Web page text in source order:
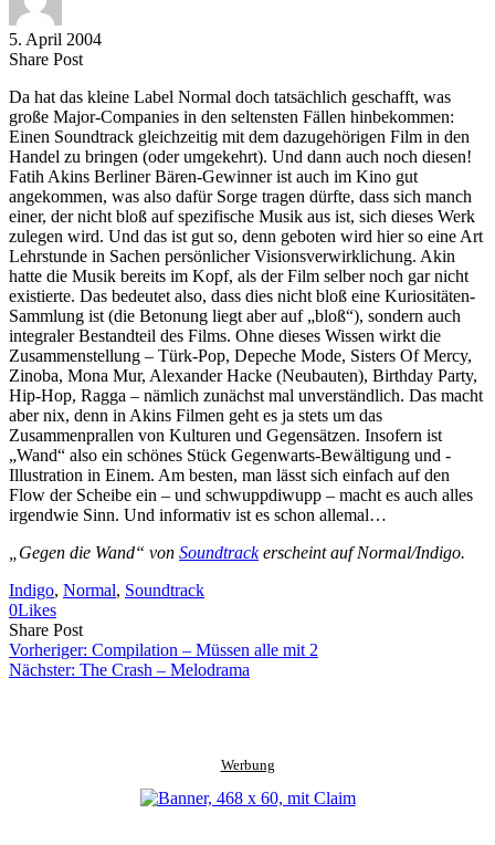
5. April 2004
Share PostShare
Facebook
Copy
to
clipboard
Send
via
eMail
Da hat das kleine Label Normal doch tatsächlich geschafft, was
große Major-Companies in den seltensten Fällen hinbekommen:
Einen Soundtrack gleichzeitig mit dem dazugehörigen Film in den
Handel zu bringen (oder umgekehrt). Und dann auch noch diesen!
Fatih Akins Berliner Bären-Gewinner ist auch im Kino gut
angekommen, was also dafür Sorge tragen dürfte, dass sich manch
einer, der nicht bloß auf spezifische Musik aus ist, sich dieses Werk
zulegen wird. Und das ist gut so, denn geboten wird hier so eine Art
Lehrstunde in Sachen persönlicher Visionsverwirklichung. Akin
hatte die Musik bereits im Kopf, als der Film selber noch gar nicht
existierte. Das bedeutet also, dass dies nicht bloß eine Kuriositäten-
Sammlung ist (die Betonung liegt aber auf „bloß“), sondern auch
integraler Bestandteil des Films. Ohne dieses Wissen wirkt die
Zusammenstellung – Türk-Pop, Depeche Mode, Sisters Of Mercy,
Zinoba, Mona Mur, Alexander Hacke (Neubauten), Birthday Party,
Hip-Hop, Ragga – nämlich zunächst mal unverständlich. Das macht
aber nix, denn in Akins Filmen geht es ja stets um das
Zusammenprallen von Kulturen und Gegensätzen. Insofern ist
„Wand“ also ein schönes Stück Gegenwarts-Bewältigung und -
Illustration in Einem. Am besten, man lässt sich einfach auf den
Flow der Scheibe ein – und schwuppdiwupp – macht es auch alles
irgendwie Sinn. Und informativ ist es schon allemal…
„Gegen die Wand“ von Soundtrackerscheint auf Normal/Indigo.
Indigo, Normal, Soundtrack
0Likes
Share PostShare
on
Facebook
Copy
URL
to
Send
Link
via
Vorheriger: Compilation – Müssen alle mit 2
Nächster: The Crash – Melodrama
Werbung